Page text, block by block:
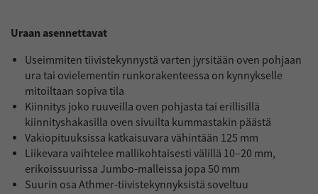
Uraan asennettavat
Useimmiten tiivistekynnystä varten jyrsitään oven pohjaan
ura tai ovielementin runkorakenteessa on kynnykselle
mitoiltaan sopiva tila
Kiinnitys joko ruuveilla oven pohjasta tai erillisillä
kiinnityshakasilla oven sivuilta kummastakin päästä
Vakiopituuksissa katkaisuvara vähintään 125 mm
Liikevara vaihtelee mallikohtaisesti välillä 10–20 mm,
erikoissuurissa Jumbo-malleissa jopa 50 mm
Suurin osa Athmer-tiivistekynnyksistä soveltuu